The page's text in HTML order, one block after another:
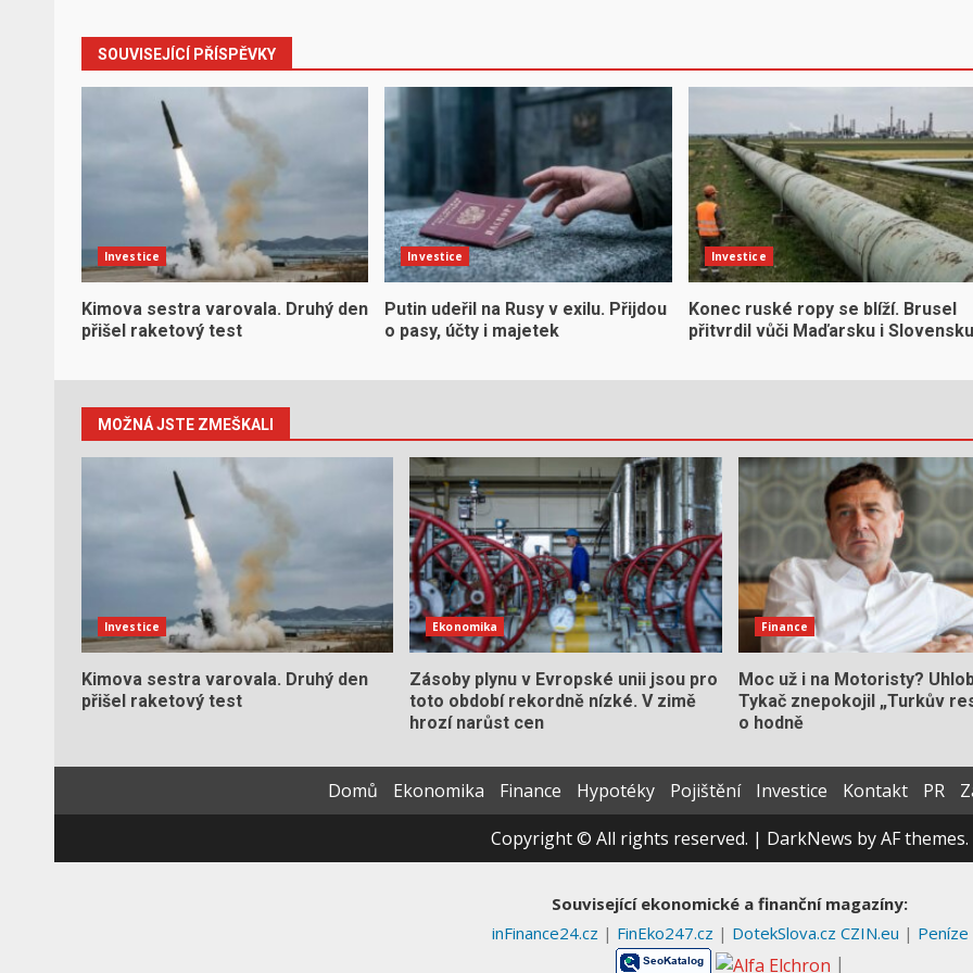
SOUVISEJÍCÍ PŘÍSPĚVKY
Investice
Kimova sestra varovala. Druhý den
přišel raketový test
Investice
Putin udeřil na Rusy v exilu. Přijdou
o pasy, účty i majetek
Investice
Konec ruské ropy se blíží. Brusel
přitvrdil vůči Maďarsku i Slovensku
MOŽNÁ JSTE ZMEŠKALI
Investice
Kimova sestra varovala. Druhý den
přišel raketový test
Ekonomika
Zásoby plynu v Evropské unii jsou pro
toto období rekordně nízké. V zimě
hrozí narůst cen
Finance
Moc už i na Motoristy?
Tykač znepokojil „Turkův
o hodně
Domů Ekonomika Finance Hypotéky Pojištění Investice Kontakt PR
Copyright © All rights reserved. | DarkNews by AF themes.
Související ekonomické a finanční magazíny:
inFinance24.cz | FinEko247.cz | DotekSlova.cz CZIN.eu | Peníze
|